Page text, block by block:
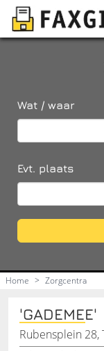
Wat / waar
Evt. plaats
Home > Zorgcentra
'GADEMEE'
Rubensplein 28,